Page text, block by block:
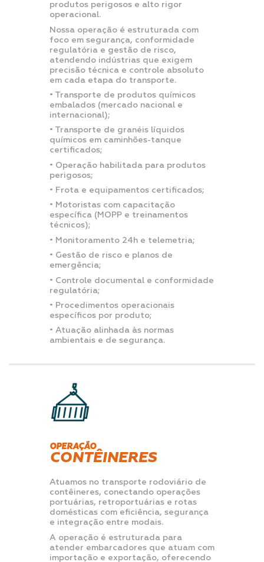
produtos perigosos e alto rigor
operacional.
Nossa operação é estruturada com
foco em segurança, conformidade
regulatória e gestão de risco,
atendendo indústrias que exigem
precisão técnica e controle absoluto
em cada etapa do transporte.⠀
• Transporte de produtos químicos
embalados (mercado nacional e
internacional);
• Transporte de granéis líquidos
químicos em caminhões-tanque
certificados;
• Operação habilitada para produtos
perigosos;
• Frota e equipamentos certificados;
• Motoristas com capacitação
específica (MOPP e treinamentos
técnicos);
• Monitoramento 24h e telemetria;
• Gestão de risco e planos de
emergência;
• Controle documental e conformidade
regulatória;
• Procedimentos operacionais
específicos por produto;
• Atuação alinhada às normas
ambientais e de segurança.
OPERAÇÃO
CONTÊINERES
Atuamos no transporte rodoviário de
contêineres, conectando operações
portuárias, retroportuárias e rotas
domésticas com eficiência, segurança
e integração entre modais.
A operação é estruturada para
atender embarcadores que atuam com
importação e exportação, oferecendo